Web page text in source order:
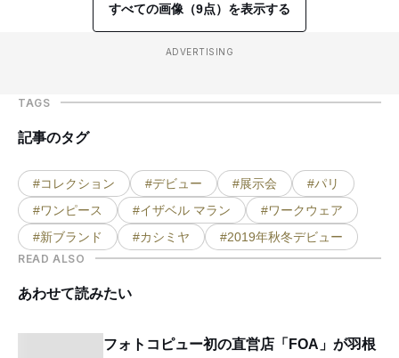
すべての画像（9点）を表示する
ADVERTISING
TAGS
記事のタグ
#コレクション #デビュー #展示会
#パリ
#ワンピース
#イザベル マラン
#ワークウェア
#新ブランド
#カシミヤ #2019年秋冬デビュー
READ ALSO
あわせて読みたい
フォトコピュー初の直営店「FOA」が羽根